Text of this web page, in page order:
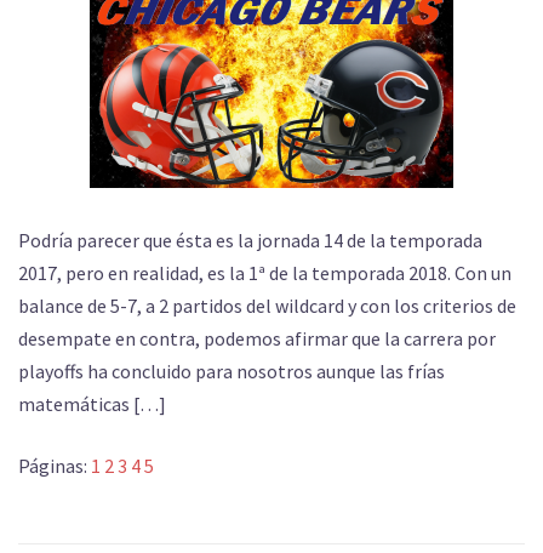
Podría parecer que ésta es la jornada 14 de la temporada
2017, pero en realidad, es la 1ª de la temporada 2018. Con un
balance de 5-7, a 2 partidos del wildcard y con los criterios de
desempate en contra, podemos afirmar que la carrera por
playoffs ha concluido para nosotros aunque las frías
matemáticas […]
Páginas: 1 23 45